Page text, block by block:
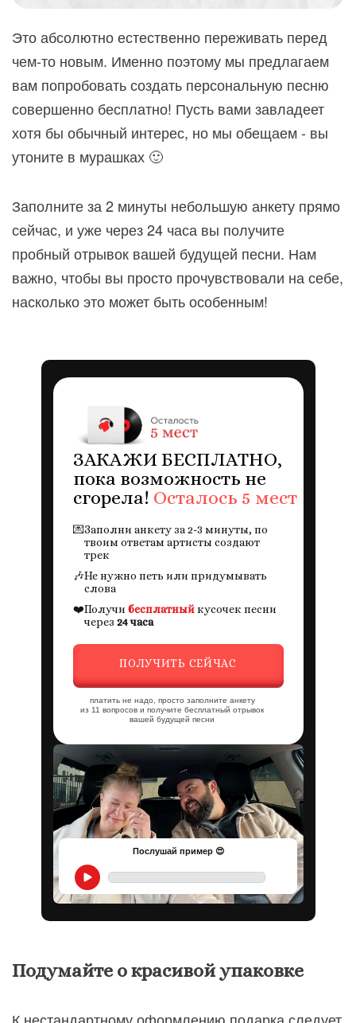
Это абсолютно естественно переживать перед
чем-то новым. Именно поэтому мы предлагаем
вам попробовать создать персональную песню
совершенно бесплатно! Пусть вами завладеет
хотя бы обычный интерес, но мы обещаем - вы
утоните в мурашках 🙂
Заполните за 2 минуты небольшую анкету прямо
сейчас, и уже через 24 часа вы получите
пробный отрывок вашей будущей песни. Нам
важно, чтобы вы просто прочувствовали на себе,
насколько это может быть особенным!
Послушай пример 😍
ЗАКАЖИ БЕСПЛАТНО,
пока возможность не
сгорела! Осталось 5 мест
💌Заполни анкету за 2-3 минуты, по
твоим ответам артисты создают
трек
🎶Не нужно петь или придумывать
слова
❤️Получи бесплатныйкусочек песни
через 24 часа
ПОЛУЧИТЬ СЕЙЧАС
платить не надо, просто заполните анкету
из 11 вопросов и получите бесплатный отрывок
вашей будущей песни
Подумайте о красивой упаковке